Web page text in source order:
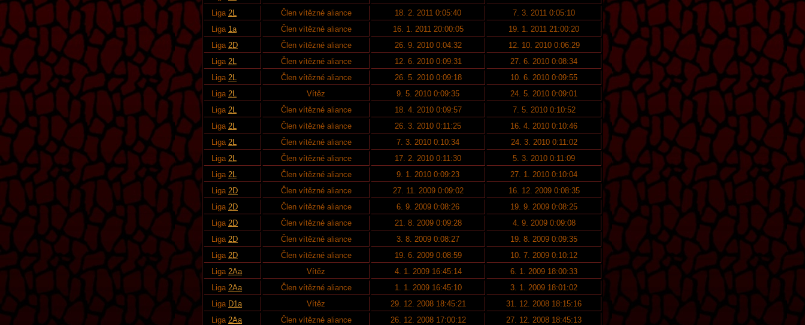
Liga 2L Člen vítězné aliance 18. 2. 2011 0:05:40
7. 3. 2011 0:05:10
Liga 1a Člen vítězné aliance 16. 1. 2011 20:00:05
19. 1. 2011 21:00:20
Liga 2D Člen vítězné aliance 26. 9. 2010 0:04:32
12. 10. 2010 0:06:29
Liga 2L Člen vítězné aliance 12. 6. 2010 0:09:31
27. 6. 2010 0:08:34
Liga 2L Člen vítězné aliance 26. 5. 2010 0:09:18
10. 6. 2010 0:09:55
Liga 2L Vítěz 9. 5. 2010 0:09:35
24. 5. 2010 0:09:01
Liga 2L Člen vítězné aliance 18. 4. 2010 0:09:57
7. 5. 2010 0:10:52
Liga 2L Člen vítězné aliance 26. 3. 2010 0:11:25
16. 4. 2010 0:10:46
Liga 2L Člen vítězné aliance 7. 3. 2010 0:10:34
24. 3. 2010 0:11:02
Liga 2L Člen vítězné aliance 17. 2. 2010 0:11:30
5. 3. 2010 0:11:09
Liga 2L Člen vítězné aliance 9. 1. 2010 0:09:23
27. 1. 2010 0:10:04
Liga 2D Člen vítězné aliance 27. 11. 2009 0:09:02
16. 12. 2009 0:08:35
Liga 2D Člen vítězné aliance 6. 9. 2009 0:08:26
19. 9. 2009 0:08:25
Liga 2D Člen vítězné aliance 21. 8. 2009 0:09:28
4. 9. 2009 0:09:08
Liga 2D Člen vítězné aliance 3. 8. 2009 0:08:27
19. 8. 2009 0:09:35
Liga 2D Člen vítězné aliance 19. 6. 2009 0:08:59
10. 7. 2009 0:10:12
Liga 2Aa Vítěz 4. 1. 2009 16:45:14
6. 1. 2009 18:00:33
Liga 2Aa Člen vítězné aliance 1. 1. 2009 16:45:10
3. 1. 2009 18:01:02
Liga D1a Vítěz 29. 12. 2008 18:45:21
31. 12. 2008 18:15:16
Liga 2Aa Člen vítězné aliance 26. 12. 2008 17:00:12
27. 12. 2008 18:45:13